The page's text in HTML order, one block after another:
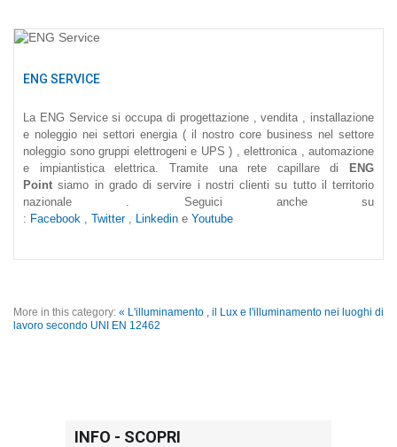
ENG SERVICE
La ENG Service si occupa di progettazione , vendita , installazione
e noleggio nei settori energia ( il nostro core business nel settore
noleggio sono gruppi elettrogeni e UPS ) , elettronica , automazione
e impiantistica elettrica. Tramite una rete capillare di
ENG
Point siamo in grado di servire i nostri clienti su tutto il territorio
nazionale . Seguici anche su
: Facebook , Twitter, Linkedin e Youtube
More in this category: « L'illuminamento , il Lux e l'illuminamento nei luoghi di
lavoro secondo UNI EN 12462
INFO - SCOPRI